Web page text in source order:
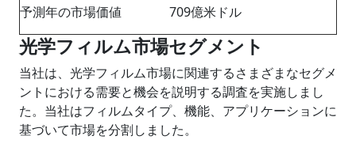
予測年の市場価値
709億米ドル
光学フィルム市場セグメント
当社は、光学フィルム市場に関連するさまざまなセグメ
ントにおける需要と機会を説明する調査を実施しまし
た。当社はフィルムタイプ、機能、アプリケーションに
基づいて市場を分割しました。